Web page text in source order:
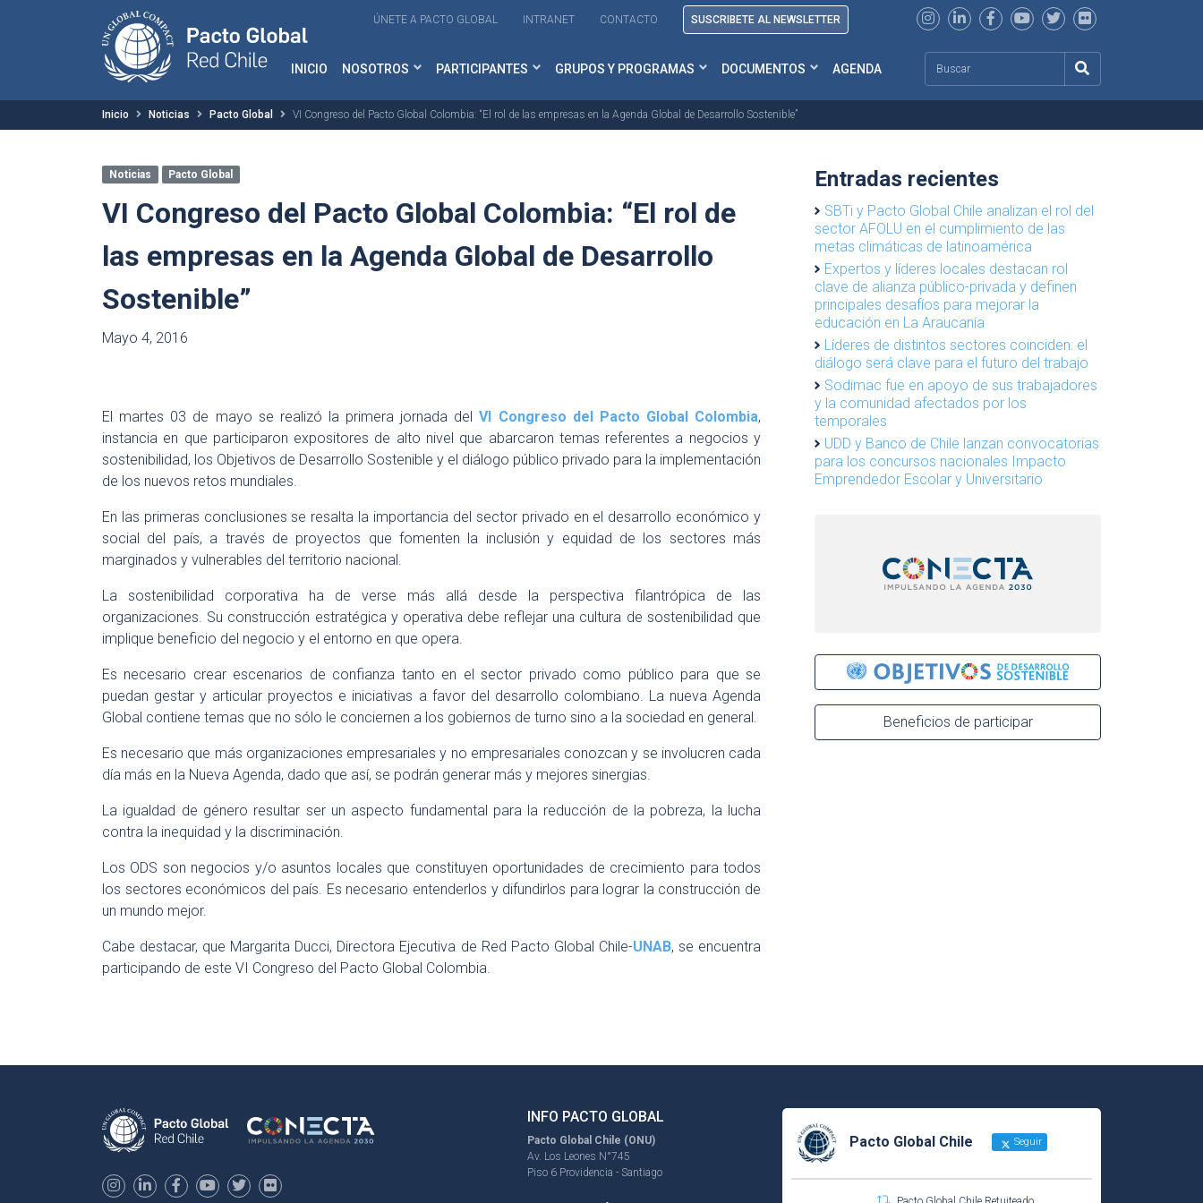
ÚNETE A PACTO GLOBAL INTRANET CONTACTO SUSCRIBETE AL NEWSLETTER
INICIO NOSOTROS PARTICIPANTES GRUPOS Y PROGRAMAS DOCUMENTOS AGENDA
Inicio Noticias Pacto Global VI Congreso del Pacto Global Colombia: “El rol de las empresas en la Agenda Global de Desarrollo Sostenible”
Noticias Pacto Global
VI Congreso del Pacto Global Colombia: “El rol de
las empresas en la Agenda Global de Desarrollo
Sostenible”
Mayo 4, 2016
El martes 03 de mayo se realizó la primera jornada delVI Congreso del Pacto Global Colombia,
instancia en que participaron expositores de alto nivel que abarcaron temas referentes a negocios y
sostenibilidad, los Objetivos de Desarrollo Sostenible y el diálogo público privado para la implementación
de los nuevos retos mundiales.
En las primeras conclusiones se resalta la importancia del sector privado en el desarrollo económico y
social del país, a través de proyectos que fomenten la inclusión y equidad de los sectores más
marginados y vulnerables del territorio nacional.
La sostenibilidad corporativa ha de verse más allá desde la perspectiva filantrópica de las
organizaciones. Su construcción estratégica y operativa debe reflejar una cultura de sostenibilidad que
implique beneficio del negocio y el entorno en que opera.
Es necesario crear escenarios de confianza tanto en el sector privado como público para que se
puedan gestar y articular proyectos e iniciativas a favor del desarrollo colombiano. La nueva Agenda
Global contiene temas que no sólo le conciernen a los gobiernos de turno sino a la sociedad en general.
Es necesario que más organizaciones empresariales y no empresariales conozcan y se involucren cada
día más en la Nueva Agenda, dado que así, se podrán generar más y mejores sinergias.
La igualdad de género resultar ser un aspecto fundamental para la reducción de la pobreza, la lucha
contra la inequidad y la discriminación.
Los ODS son negocios y/o asuntos locales que constituyen oportunidades de crecimiento para todos
los sectores económicos del país. Es necesario entenderlos y difundirlos para lograr la construcción de
un mundo mejor.
Cabe destacar, que Margarita Ducci, Directora Ejecutiva de Red Pacto Global Chile-UNAB, se encuentra
participando de este VI Congreso del Pacto Global Colombia.
Entradas recientes
SBTi y Pacto Global Chile analizan el rol del
sector AFOLU en el cumplimiento de las
metas climáticas de latinoamérica
Expertos y líderes locales destacan rol
clave de alianza público-privada y definen
principales desafíos para mejorar la
educación en La Araucanía
Líderes de distintos sectores coinciden: el
diálogo será clave para el futuro del trabajo
Sodimac fue en apoyo de sus trabajadores
y la comunidad afectados por los
temporales
UDD y Banco de Chile lanzan convocatorias
para los concursos nacionales Impacto
Emprendedor Escolar y Universitario
Beneficios de participar
INFO PACTO GLOBAL
Pacto Global Chile (ONU)
Av. Los Leones N°745
Piso 6 Providencia - Santiago
Pacto Global Chile Seguir